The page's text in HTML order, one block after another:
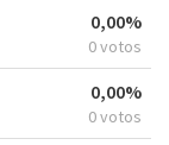
0,00%
0 votos
0,00%
0 votos